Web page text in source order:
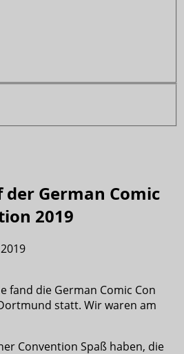
German Comic
2019
fand die German Comic Con
statt. Wir waren am
Convention Spaß haben, die